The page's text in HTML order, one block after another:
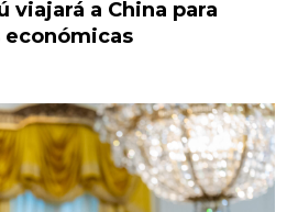
viajará a China para